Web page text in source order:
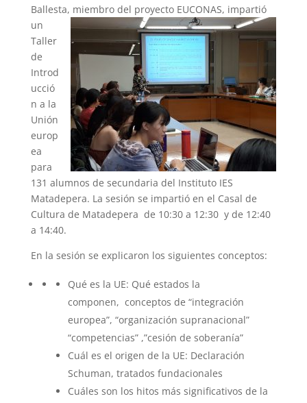
Ballesta, miembro del proyecto EUCONAS, impartió
un
Taller
de
Introd
ucció
n a la
Unión
europ
ea
para
131 alumnos de secundaria del Instituto IES
Matadepera. La sesión se impartió en el Casal de
Cultura de Matadepera de 10:30 a 12:30 y de 12:40
a 14:40.
En la sesión se explicaron los siguientes conceptos:
​Qué es la UE: Qué estados la
componen, conceptos de “integración
europea”, “organización supranacional”
“competencias” ,”cesión de soberanía”
Cuál es el origen de la UE: Declaración
Schuman, tratados fundacionales
Cuáles son los hitos más significativos de la